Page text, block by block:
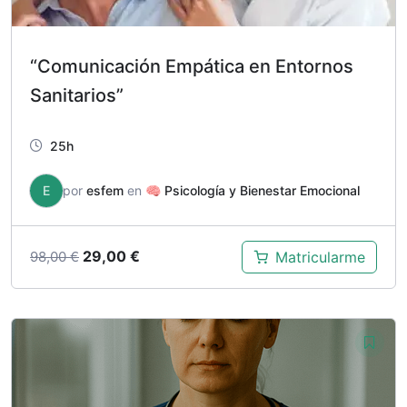
“Comunicación Empática en Entornos
Sanitarios”
25h
E por esfem en 🧠 Psicología y Bienestar Emocional
98,00€ El
era:
98,00 €.
29,00 €
es:
29,00 €.
Matricularme